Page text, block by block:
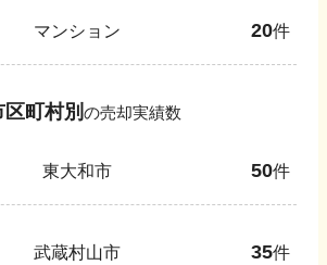
マンション 20件
区町村別 の売却実績数
東大和市 50件
武蔵村山市 35件